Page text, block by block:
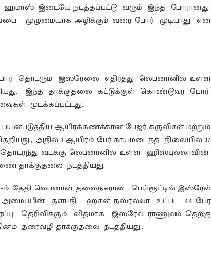
ஹமாஸ் இடையே நடத்தப்பட்டு வரும் இந்த போரானது
முழுமையாக அழிக்கும் வரை போர் முடியாது என
தொடரும் இஸ்ரேலை எதிர்த்து லெபனானில் உள்ள
இந்த தாக்குதலை கட்டுக்குள் கொண்டுவர போர்
முடக்கப்பட்டது..
ஆயிரக்கணக்கான பேஜர் கருவிகள் மற்றும்
அதில் 3 ஆயிரம் பேர் காயமடைந்த நிலையில் 37
வடக்கு லெபனானில் உள்ள ஹிஸ்புல்லாவின்
தாக்குதலை நடத்தியது.
தேதி லெபனான் தலைநகரான பெய்ரூட்டில் இஸ்ரேல்
அமைப்பின் தளபதி ஹசன் நஸ்ரல்லா உட்பட 44 பேர்
தெரிவிக்கும் விதமாக இஸ்ரேல் ராணுவம் தெற்கு
தரைவழி தாக்குதலை நடத்தியது .